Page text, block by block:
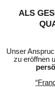
ALS
Unser
zu eröffnen